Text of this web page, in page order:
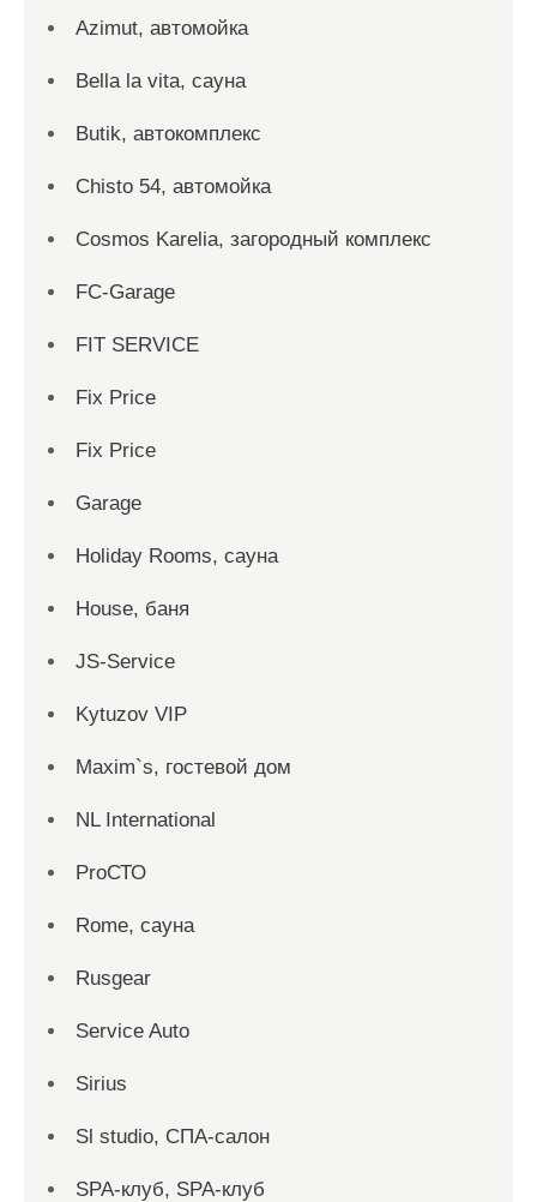
Azimut, автомойка
Bella la vita, сауна
Butik, автокомплекс
Chisto 54, автомойка
Cosmos Karelia, загородный комплекс
FC-Garage
FIT SERVICE
Fix Price
Fix Price
Garage
Holiday Rooms, сауна
House, баня
JS-Service
Kytuzov VIP
Maxim`s, гостевой дом
NL International
ProСТО
Rome, сауна
Rusgear
Service Auto
Sirius
Sl studio, СПА-салон
SPA-клуб, SPA-клуб